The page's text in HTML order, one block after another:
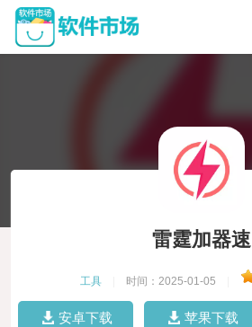
雷霆加器速
工具 时间：2025-01-05
安卓下载 苹果下载